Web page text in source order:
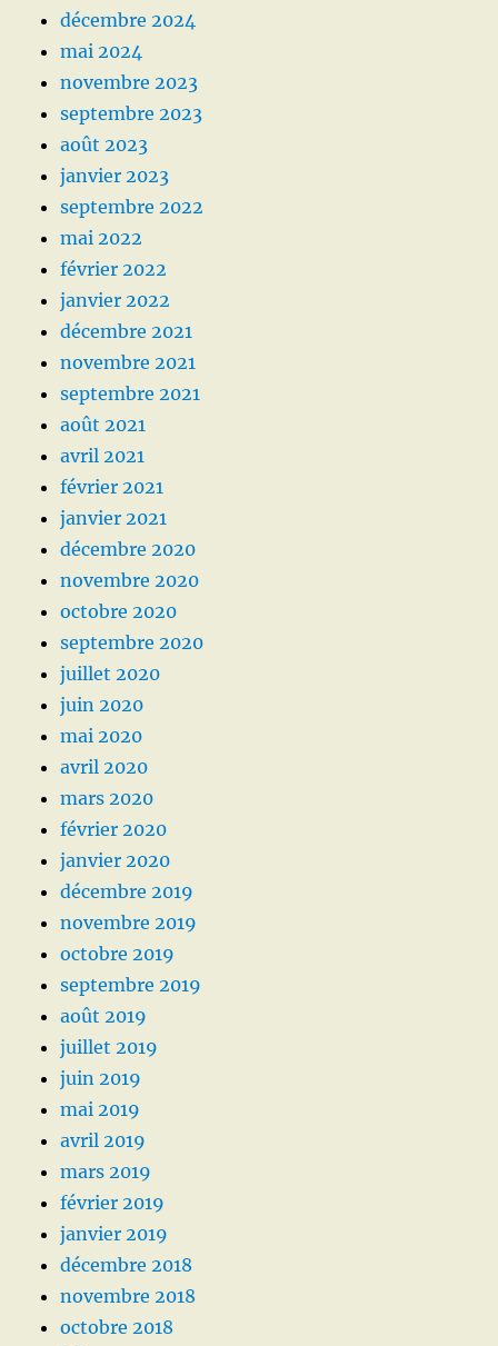
décembre 2024
mai 2024
novembre 2023
septembre 2023
août 2023
janvier 2023
septembre 2022
mai 2022
février 2022
janvier 2022
décembre 2021
novembre 2021
septembre 2021
août 2021
avril 2021
février 2021
janvier 2021
décembre 2020
novembre 2020
octobre 2020
septembre 2020
juillet 2020
juin 2020
mai 2020
avril 2020
mars 2020
février 2020
janvier 2020
décembre 2019
novembre 2019
octobre 2019
septembre 2019
août 2019
juillet 2019
juin 2019
mai 2019
avril 2019
mars 2019
février 2019
janvier 2019
décembre 2018
novembre 2018
octobre 2018